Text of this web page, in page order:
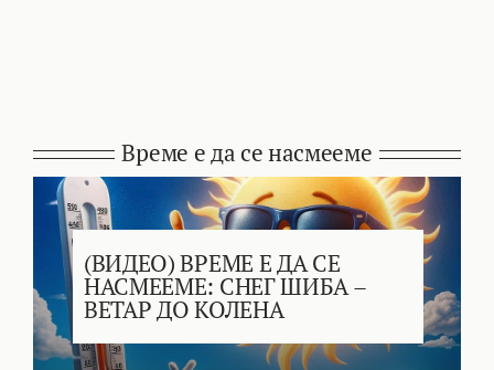
Време е да се насмееме
(ВИДЕО) ВРЕМЕ Е ДА СЕ
НАСМЕЕМЕ: СНЕГ ШИБА –
ВЕТАР ДО КОЛЕНА